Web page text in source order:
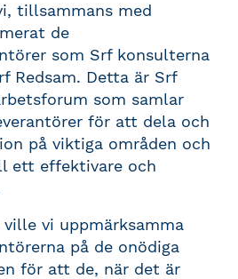
tillsammans med
de
som Srf konsulterna
Redsam. Detta är Srf
som samlar
för att dela och
på viktiga områden och
ett effektivare och
ville vi uppmärksamma
på de onödiga
för att de, när det är